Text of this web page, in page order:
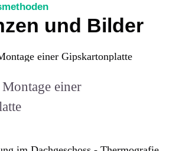
und Bilder
einer